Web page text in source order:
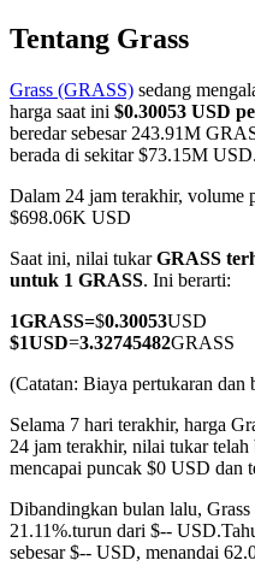
COIN-M Berjangka
Mata Uang Kripto
TradFi
Derivatif saham, forex,
USDC Berjangka
Kontrak berjangka
Tentang Grass
Grass (GRASS) sedang
harga saat ini $0.30053 USD
beredar sebesar 243.91M
berada di sekitar $73.15M USD.
Dalam 24 jam terakhir, volume
$698.06K USD
Saat ini, nilai tukarGRASS
untuk 1 GRASS. Ini berarti:
1GRASS=$0.30053USD
$1USD=3.32745482GRASS
(Catatan: Biaya pertukaran dan
Selama 7 hari terakhir, harga
24 jam terakhir, nilai tukar telah
mencapai puncak $0 USD dan
Dibandingkan bulan lalu, Grass
21.11%.turun dari $-- USD.
sebesar $-- USD, menandai